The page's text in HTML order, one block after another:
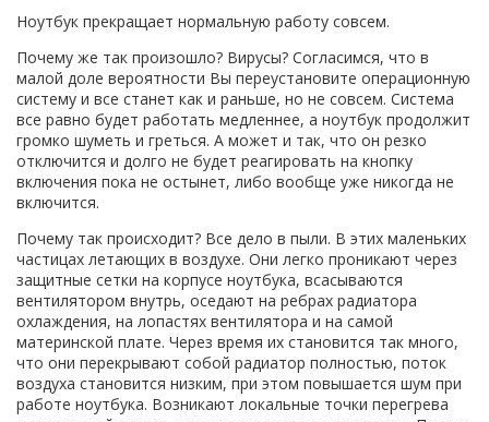
Ноутбук прекращает нормальную работу совсем.
Почему же так произошло? Вирусы? Согласимся, что в
малой доле вероятности Вы переустановите операционную
систему и все станет как и раньше, но не совсем. Система
все равно будет работать медленнее, а ноутбук продолжит
громко шуметь и греться. А может и так, что он резко
отключится и долго не будет реагировать на кнопку
включения пока не остынет, либо вообще уже никогда не
включится.
Почему так происходит? Все дело в пыли. В этих маленьких
частицах летающих в воздухе. Они легко проникают через
защитные сетки на корпусе ноутбука, всасываются
вентилятором внутрь, оседают на ребрах радиатора
охлаждения, на лопастях вентилятора и на самой
материнской плате. Через время их становится так много,
что они перекрывают собой радиатор полностью, поток
воздуха становится низким, при этом повышается шум при
работе ноутбука. Возникают локальные точки перегрева